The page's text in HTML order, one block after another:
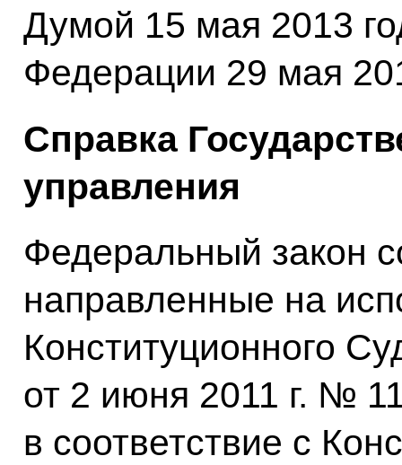
Думой 15 мая 2013
Федерации 29 мая
Справка
управления
Федеральный закон
направленные на
Конституционного
от 2 июня 2011 г. №
в соответствие с